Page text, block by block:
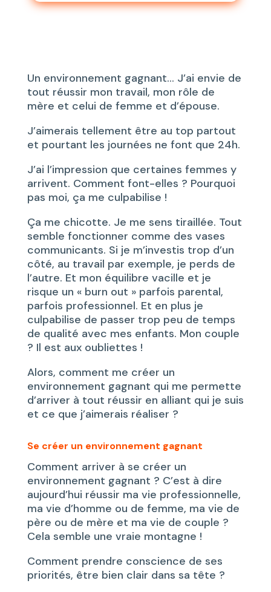
Un environnement gagnant… J’ai envie de
tout réussir mon travail, mon rôle de
mère et celui de femme et d’épouse.
J’aimerais tellement être au top partout
et pourtant les journées ne font que 24h.
J’ai l’impression que certaines femmes y
arrivent. Comment font-elles ? Pourquoi
pas moi, ça me culpabilise !
Ça me chicotte. Je me sens tiraillée. Tout
semble fonctionner comme des vases
communicants. Si je m’investis trop d’un
côté, au travail par exemple, je perds de
l’autre. Et mon équilibre vacille et je
risque un « burn out » parfois parental,
parfois professionnel. Et en plus je
culpabilise de passer trop peu de temps
de qualité avec mes enfants. Mon couple
? Il est aux oubliettes !
Alors, comment me créer un
environnement gagnant qui me permette
d’arriver à tout réussir en alliant qui je suis
et ce que j’aimerais réaliser ?
Se créer un environnement gagnant
Comment arriver à se créer un
environnement gagnant ? C’est à dire
aujourd’hui réussir ma vie professionnelle,
ma vie d’homme ou de femme, ma vie de
père ou de mère et ma vie de couple ?
Cela semble une vraie montagne !
Comment prendre conscience de ses
priorités, être bien clair dans sa tête ?